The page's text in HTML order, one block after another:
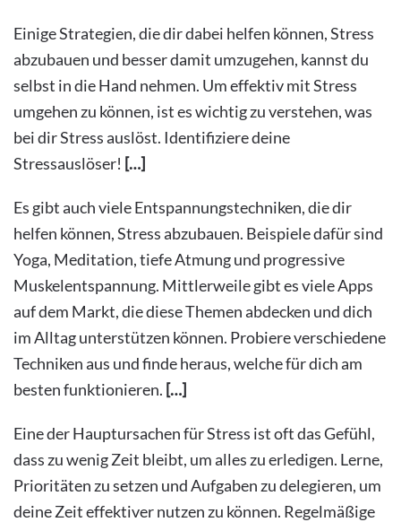
Einige Strategien, die dir dabei helfen können, Stress
abzubauen und besser damit umzugehen, kannst du
selbst in die Hand nehmen. Um effektiv mit Stress
umgehen zu können, ist es wichtig zu verstehen, was
bei dir Stress auslöst. Identifiziere deine
Stressauslöser! […]
Es gibt auch viele Entspannungstechniken, die dir
helfen können, Stress abzubauen. Beispiele dafür sind
Yoga, Meditation, tiefe Atmung und progressive
Muskelentspannung. Mittlerweile gibt es viele Apps
auf dem Markt, die diese Themen abdecken und dich
im Alltag unterstützen können. Probiere verschiedene
Techniken aus und finde heraus, welche für dich am
besten funktionieren. […]
Eine der Hauptursachen für Stress ist oft das Gefühl,
dass zu wenig Zeit bleibt, um alles zu erledigen. Lerne,
Prioritäten zu setzen und Aufgaben zu delegieren, um
deine Zeit effektiver nutzen zu können. Regelmäßige